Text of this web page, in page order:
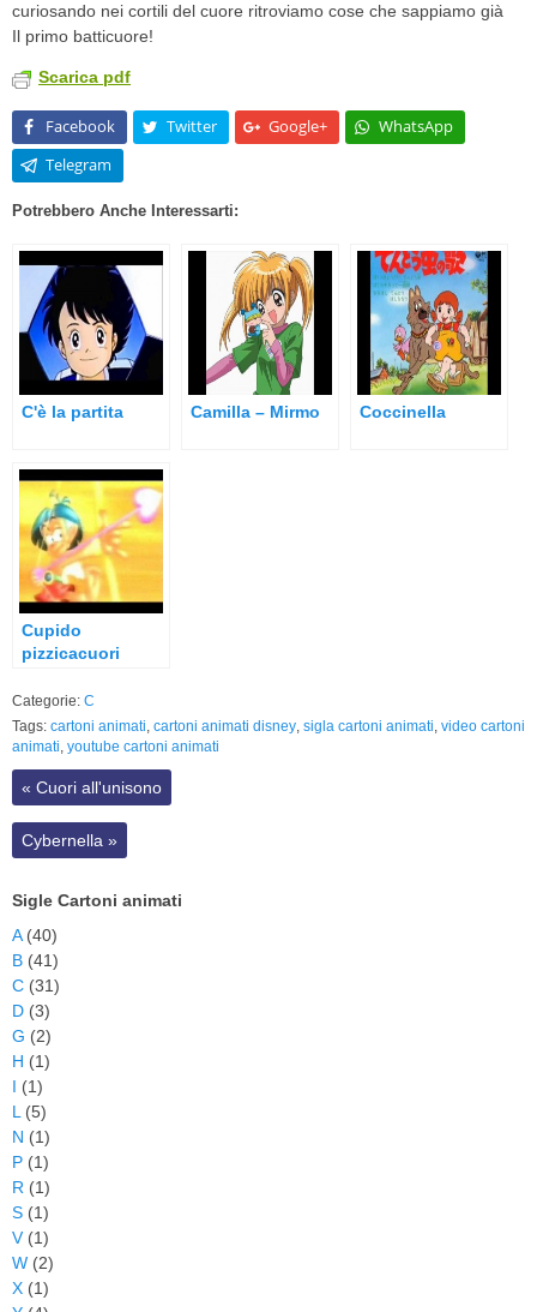
curiosando nei cortili del cuore ritroviamo cose che sappiamo già
Il primo batticuore!
Scarica pdf
Facebook Twitter Google+
WhatsApp
Telegram
Potrebbero Anche Interessarti:
C'è la partita Camilla – Mirmo Coccinella
Cupido
pizzicacuori
Categorie: C
Tags: cartoni animati cartoni animati disney sigla cartoni animati video cartoni
animati youtube cartoni animati
« Cuori all'unisono
Cybernella »
Sigle Cartoni animati
A(40)
B (41)
C (31)
D (3)
G (2)
H (1)
I (1)
L (5)
N (1)
P (1)
R (1)
S (1)
V (1)
W (2)
X (1)